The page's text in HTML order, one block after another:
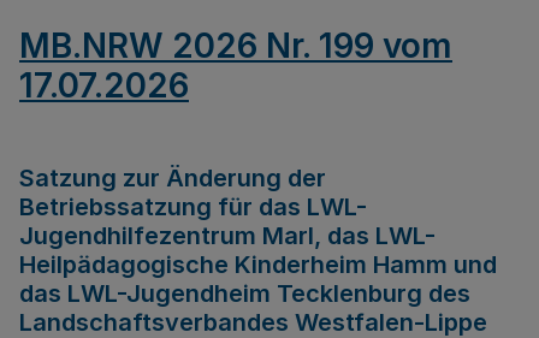
MB.NRW 2026 Nr. 199 vom
17.07.2026
Satzung zur Änderung der
Betriebssatzung für das LWL-
Jugendhilfezentrum Marl, das LWL-
Heilpädagogische Kinderheim Hamm und
das LWL-Jugendheim Tecklenburg des
Landschaftsverbandes Westfalen-Lippe